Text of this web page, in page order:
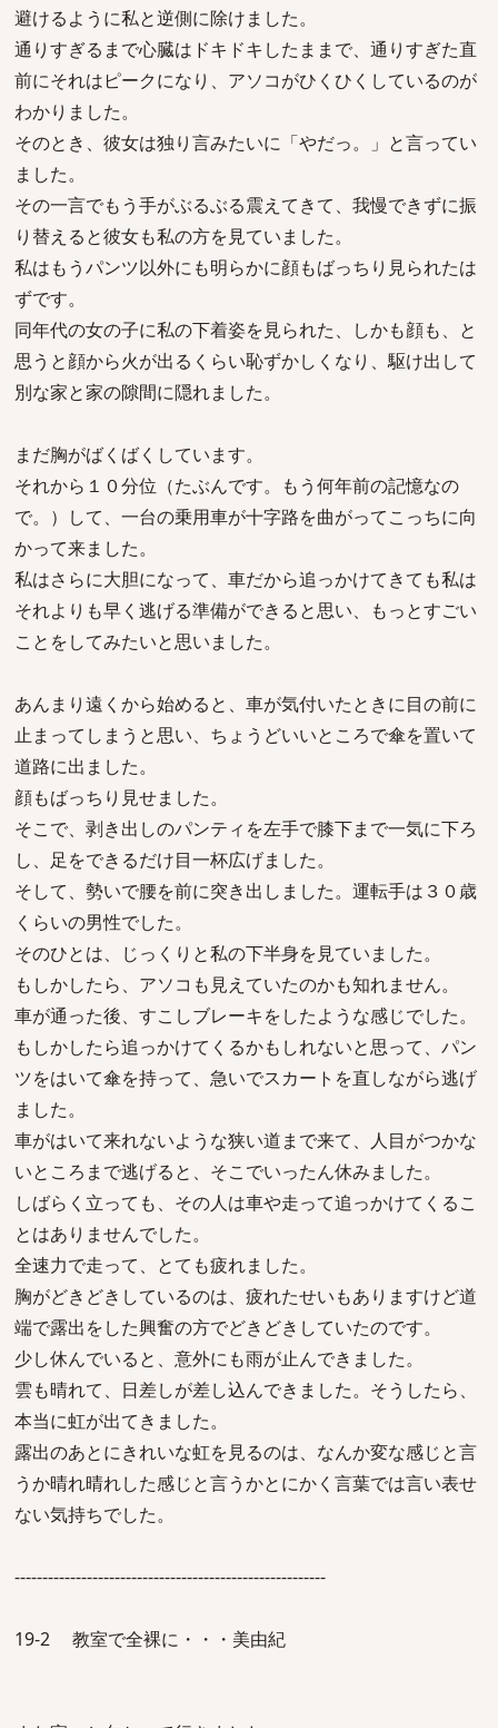
避けるように私と逆側に除けました。
通りすぎるまで心臓はドキドキしたままで、通りすぎた直
前にそれはピークになり、アソコがひくひくしているのが
わかりました。
そのとき、彼女は独り言みたいに「やだっ。」と言ってい
ました。
その一言でもう手がぶるぶる震えてきて、我慢できずに振
り替えると彼女も私の方を見ていました。
私はもうパンツ以外にも明らかに顔もばっちり見られたは
ずです。
同年代の女の子に私の下着姿を見られた、しかも顔も、と
思うと顔から火が出るくらい恥ずかしくなり、駆け出して
別な家と家の隙間に隠れました。
まだ胸がばくばくしています。
それから１０分位（たぶんです。もう何年前の記憶なの
で。）して、一台の乗用車が十字路を曲がってこっちに向
かって来ました。
私はさらに大胆になって、車だから追っかけてきても私は
それよりも早く逃げる準備ができると思い、もっとすごい
ことをしてみたいと思いました。
あんまり遠くから始めると、車が気付いたときに目の前に
止まってしまうと思い、ちょうどいいところで傘を置いて
道路に出ました。
顔もばっちり見せました。
そこで、剥き出しのパンティを左手で膝下まで一気に下ろ
し、足をできるだけ目一杯広げました。
そして、勢いで腰を前に突き出しました。運転手は３０歳
くらいの男性でした。
そのひとは、じっくりと私の下半身を見ていました。
もしかしたら、アソコも見えていたのかも知れません。
車が通った後、すこしブレーキをしたような感じでした。
もしかしたら追っかけてくるかもしれないと思って、パン
ツをはいて傘を持って、急いでスカートを直しながら逃げ
ました。
車がはいて来れないような狭い道まで来て、人目がつかな
いところまで逃げると、そこでいったん休みました。
しばらく立っても、その人は車や走って追っかけてくるこ
とはありませんでした。
全速力で走って、とても疲れました。
胸がどきどきしているのは、疲れたせいもありますけど道
端で露出をした興奮の方でどきどきしていたのです。
少し休んでいると、意外にも雨が止んできました。
雲も晴れて、日差しが差し込んできました。そうしたら、
本当に虹が出てきました。
露出のあとにきれいな虹を見るのは、なんか変な感じと言
うか晴れ晴れした感じと言うかとにかく言葉では言い表せ
ない気持ちでした。
--------------------------------------------------------
19-2 教室で全裸に・・・美由紀